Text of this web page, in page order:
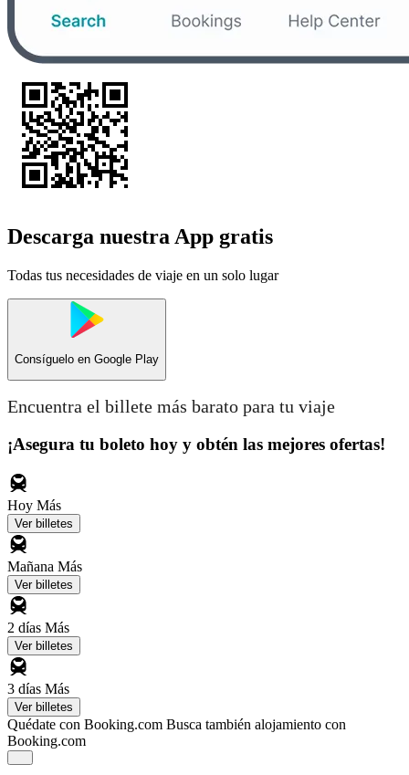
Descarga nuestra App gratis
Todas tus necesidades de viaje en un solo lugar
Consíguelo en Google Play
Encuentra el billete más barato para tu viaje
¡Asegura tu boleto hoy y obtén las mejores ofertas!
Hoy Más
Ver billetes
Mañana Más
Ver billetes
2 días Más
Ver billetes
3 días Más
Ver billetes
Quédate con Booking.com Busca también alojamiento con
Booking.com